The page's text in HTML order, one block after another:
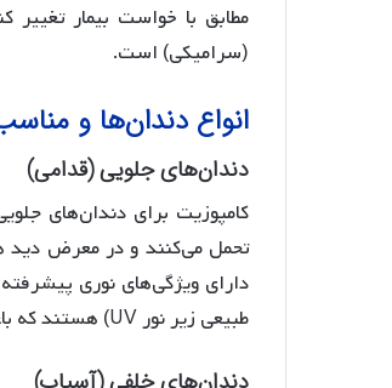
مطابق با خواست بیمار
(سرامیکی) است.
انواع دندان‌ها و
دندان‌های جلویی (قدامی)
کامپوزیت برای دندان‌های
تحمل می‌کنند و در معرض دید
دارای ویژگی‌های نوری
طبیعی زیر نور UV) هستند که باعث می‌شود ترمیم از دندان طبیعی غیرقابل تشخیص باشد.